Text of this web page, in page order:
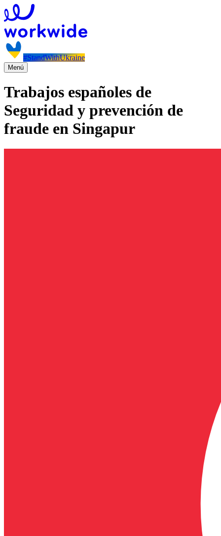
#StandWithUkraine
Menú
Trabajos españoles de
Seguridad y prevención de
fraude en Singapur